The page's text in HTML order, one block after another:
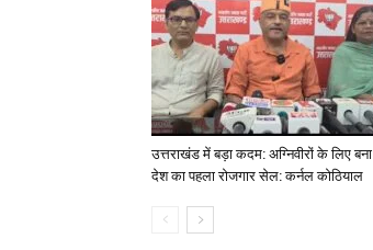
उत्तराखंड में बड़ा कदम: अग्निवीरों के लिए बना
देश का पहला रोजगार सेल: कर्नल कोठियाल